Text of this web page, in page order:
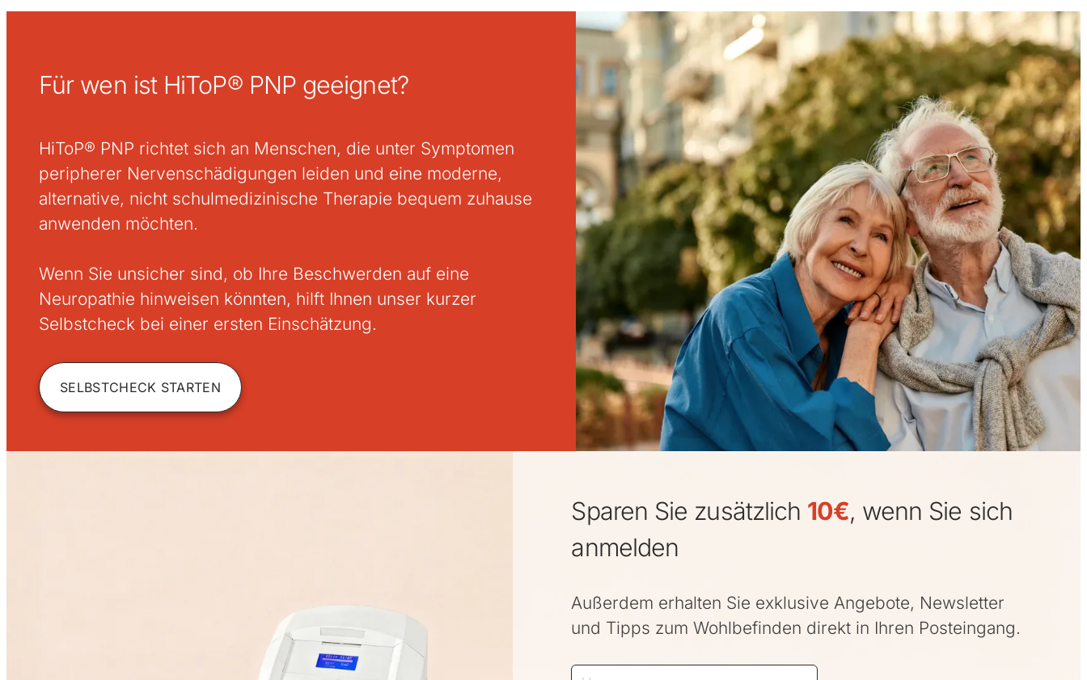
Für wen ist HiToP® PNP geeignet?
HiToP® PNP richtet sich an Menschen, die unter Symptomen
peripherer Nervenschädigungen leiden und eine moderne,
alternative, nicht schulmedizinische Therapie bequem zuhause
anwenden möchten.
Wenn Sie unsicher sind, ob Ihre Beschwerden auf eine
Neuropathie hinweisen könnten, hilft Ihnen unser kurzer
Selbstcheck bei einer ersten Einschätzung.
SELBSTCHECK STARTEN
Sparen Sie zusätzlich 10€, wenn Sie sich
anmelden
Außerdem erhalten Sie exklusive Angebote, Newsletter
und Tipps zum Wohlbefinden direkt in Ihren Posteingang.
Vorname